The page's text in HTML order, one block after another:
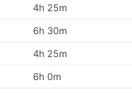
4h 25m
6h 30m
4h 25m
6h 0m